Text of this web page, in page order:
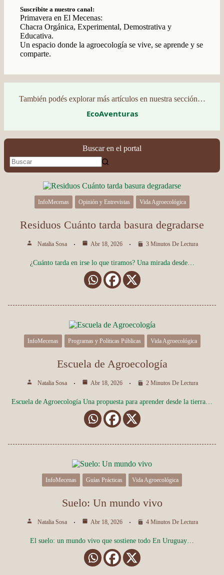
Suscribite a nuestro canal:
Primavera en El Mecenas:
Chacra Orgánica, Experimental, Demostrativa y
Educativa.
Un espacio donde la agroecología se vive, se aprende y se
comparte.
También podés explorar más artículos en nuestra sección…
EcoAventuras
Buscar en el portal
InfoMecenas Opinión y Entrevistas Vida Agroecológica
Residuos Cuánto tarda basura degradarse
Natalia Sosa Abr 18, 2026 3 Minutos De Lectura
¿Cuánto tarda en irse lo que tiramos? Una mirada desde…
InfoMecenas Programas y Políticas Públicas Vida Agroecológica
Escuela de Agroecología
Natalia Sosa Abr 18, 2026 2 Minutos De Lectura
Escuela de Agroecología Una propuesta para aprender desde la tierra…
InfoMecenas Guías Prácticas Vida Agroecológica
Suelo: Un mundo vivo
Natalia Sosa Abr 18, 2026 4 Minutos De Lectura
El suelo: un mundo vivo que sostiene todo En Uruguay…